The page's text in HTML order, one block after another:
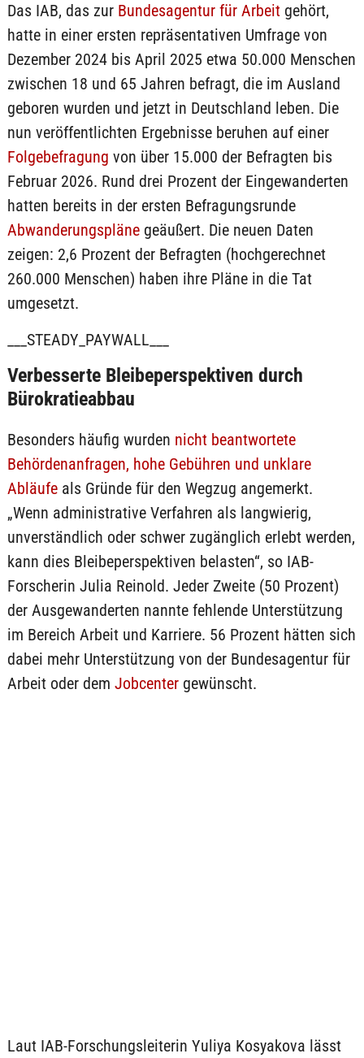
Das IAB, das zur Bundesagentur für Arbeitgehört,
hatte in einer ersten repräsentativen Umfrage von
Dezember 2024 bis April 2025 etwa 50.000 Menschen
zwischen 18 und 65 Jahren befragt, die im Ausland
geboren wurden und jetzt in Deutschland leben. Die
nun veröffentlichten Ergebnisse beruhen auf einer
Folgebefragung von über 15.000 der Befragten bis
Februar 2026. Rund drei Prozent der Eingewanderten
hatten bereits in der ersten Befragungsrunde
Abwanderungsplänegeäußert. Die neuen Daten
zeigen: 2,6 Prozent der Befragten (hochgerechnet
260.000 Menschen) haben ihre Pläne in die Tat
umgesetzt.
___STEADY_PAYWALL___
Verbesserte Bleibeperspektiven durch
Bürokratieabbau
Besonders häufig wurden nicht beantwortete
Behördenanfragen, hohe Gebühren und unklare
Abläufeals Gründe für den Wegzug angemerkt.
„Wenn administrative Verfahren als langwierig,
unverständlich oder schwer zugänglich erlebt werden,
kann dies Bleibeperspektiven belasten“, so IAB-
Forscherin Julia Reinold. Jeder Zweite (50 Prozent)
der Ausgewanderten nannte fehlende Unterstützung
im Bereich Arbeit und Karriere. 56 Prozent hätten sich
dabei mehr Unterstützung von der Bundesagentur für
Arbeit oder dem Jobcentergewünscht.
Laut IAB-Forschungsleiterin Yuliya Kosyakova lässt